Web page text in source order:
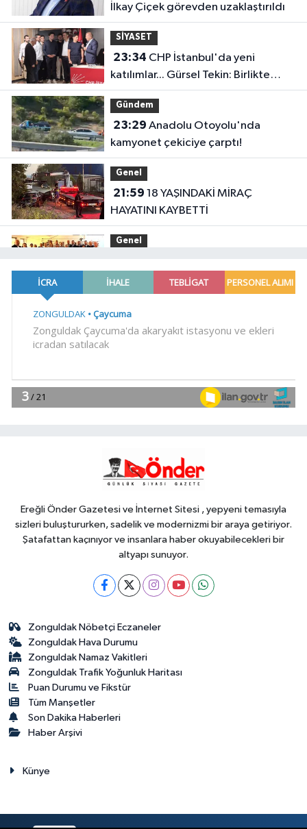
İlkay Çiçek görevden uzaklaştırıldı
SİYASET
23:34
katılımlar... Gürsel Tekin: Birlikte
başaracağız
Gündem
23:29
kamyonet çekiciye çarptı!
Genel
21:59
HAYATINI KAYBETTİ
Genel
ETMEDİLER!..”
19:00Ganita Akşamları'nda büyük
YAŞAM
Kırsal yollara neşter
akşamlarına ritim katıyor
Ereğli Önder Gazetesi ve İnternet Sitesi , yepyeni temasıyla
sizleri buluştururken, sadelik ve modernizmi bir araya getiriyor.
Şatafattan kaçınıyor ve insanlara haber okuyabilecekleri bir
altyapı sunuyor.
Zonguldak Nöbetçi Eczaneler
Zonguldak Hava Durumu
Zonguldak Namaz Vakitleri
Zonguldak Trafik Yoğunluk Haritası
Puan Durumu ve Fikstür
Tüm Manşetler
Son Dakika Haberleri
Haber Arşivi
Künye